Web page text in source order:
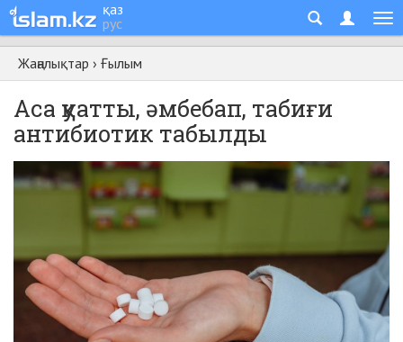
қаз
рус
Жаңалықтар › Ғылым
Аса қуатты, әмбебап, табиғи
антибиотик табылды